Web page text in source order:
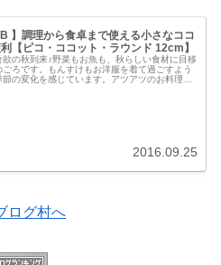
】調理から食卓まで使える小さなココ
【ピコ・ココット・ラウンド 12cm】
欲の秋到来♪野菜もお魚も、秋らしい食材に目移
ごろです。もんすけもお洋服を着て過ごすよう
節の変化を感じています。アツアツのお料理が
2016.09.25